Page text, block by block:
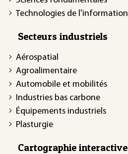
Technologies de l'information
Secteurs industriels
Aérospatial
Agroalimentaire
Automobile et mobilités
Industries bas carbone
Équipements industriels
Plasturgie
Cartographie interactive